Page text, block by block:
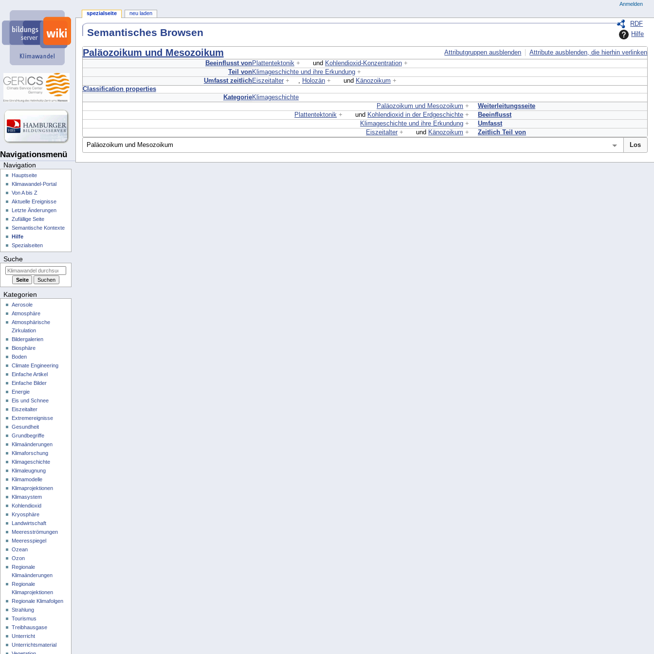
RDF
Hilfe
Semantisches Browsen
Paläozoikum und Mesozoikum Attributgruppen ausblenden
Attribute ausblenden, die hierhin verlinken
Beeinflusst vonPlattentektonik + und Kohlendioxid-Konzentration +
Teil vonKlimageschichte und ihre Erkundung +
Umfasst zeitlichEiszeitalter + , Holozän + und Känozoikum +
Classification properties
KategorieKlimageschichte
Weiterleitungsseite
Paläozoikum und Mesozoikum +
Beeinflusst
Plattentektonik + und Kohlendioxid in der Erdgeschichte +
Umfasst
Klimageschichte und ihre Erkundung +
Zeitlich Teil von
Eiszeitalter + und Känozoikum +
Navigationsmenü
spezialseite neu laden
Anmelden
Navigation
Hauptseite
Klimawandel-Portal
Von A bis Z
Aktuelle Ereignisse
Letzte Änderungen
Zufällige Seite
Semantische Kontexte
Hilfe
Spezialseiten
Suche
Kategorien
Aerosole
Atmosphäre
Atmosphärische
Zirkulation
Bildergalerien
Biosphäre
Boden
Climate Engineering
Einfache Artikel
Einfache Bilder
Energie
Eis und Schnee
Eiszeitalter
Extremereignisse
Gesundheit
Grundbegriffe
Klimaänderungen
Klimaforschung
Klimageschichte
Klimaleugnung
Klimamodelle
Klimaprojektionen
Klimasystem
Kohlendioxid
Kryosphäre
Landwirtschaft
Meeresströmungen
Meeresspiegel
Ozean
Ozon
Regionale
Klimaänderungen
Regionale
Klimaprojektionen
Regionale Klimafolgen
Strahlung
Tourismus
Treibhausgase
Unterricht
Unterrichtsmaterial